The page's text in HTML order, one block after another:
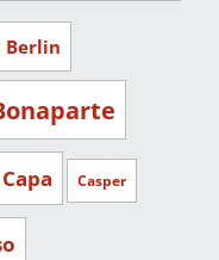
Berlin
Casper